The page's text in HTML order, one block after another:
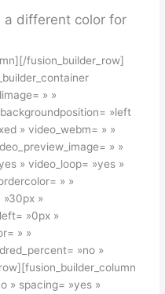
a different color for
fusion_builder_row]
» »
»left
» video_webm= » »
» »
» video_loop= »yes »
» »
»
»0px »
» »
»no »
» spacing= »yes »